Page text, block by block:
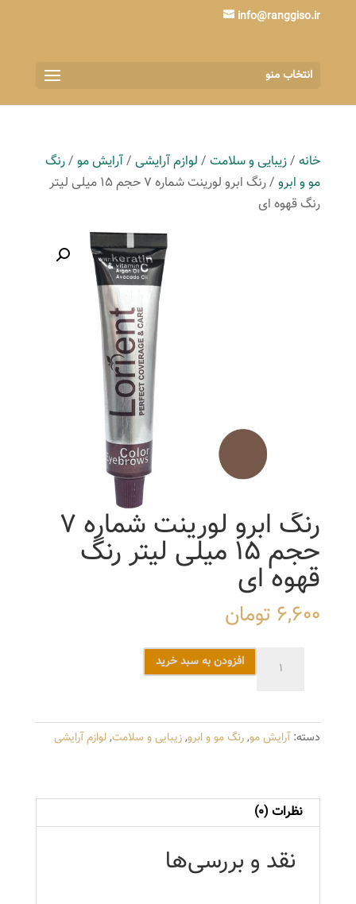
info@ranggiso.ir
انتخاب منو
خانه/زیبایی و سلامت/ لوازم آرایشی/آرایش مو/رنگ
مو و ابرو
/ رنگ ابرو لورینت شماره 7 حجم 15 میلی لیتر
رنگ قهوه ای
رنگ ابرو لورینت شماره 7
حجم 15 میلی لیتر رنگ
قهوه ای
6,600 تومان
شماره
7
میلی
لیتر
رنگ
قهوه
افزودن به سبد خرید
دسته:آرایش مو,رنگ مو و ابرو,زیبایی و سلامت,لوازم آرایشی
نظرات (0)
نقد و بررسی‌ها